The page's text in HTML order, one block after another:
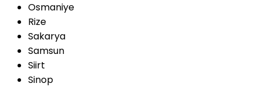
Osmaniye
Rize
Sakarya
Samsun
Siirt
Sinop